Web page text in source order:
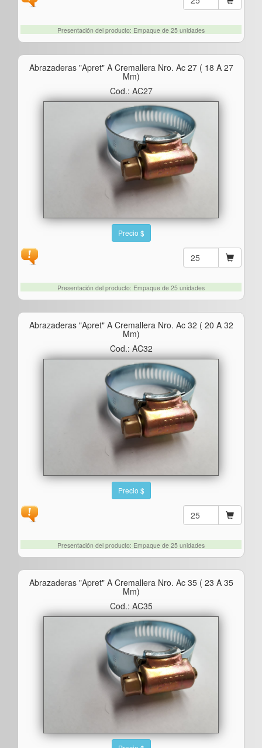
Presentación del producto: Empaque de 25 unidades
Abrazaderas "apret" A Cremallera Nro. Ac 27 ( 18 A 27
Mm)
Cod.: AC27
Precio $
Presentación del producto: Empaque de 25 unidades
Abrazaderas "apret" A Cremallera Nro. Ac 32 ( 20 A 32
Mm)
Cod.: AC32
Precio $
Presentación del producto: Empaque de 25 unidades
Abrazaderas "apret" A Cremallera Nro. Ac 35 ( 23 A 35
Mm)
Cod.: AC35